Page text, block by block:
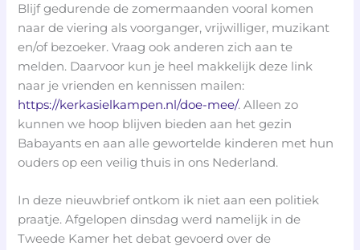
Blijf gedurende de zomermaanden vooral komen
naar de viering als voorganger, vrijwilliger, muzikant
en/of bezoeker. Vraag ook anderen zich aan te
melden. Daarvoor kun je heel makkelijk deze link
naar je vrienden en kennissen mailen:
https://kerkasielkampen.nl/doe-mee/. Alleen zo
kunnen we hoop blijven bieden aan het gezin
Babayants en aan alle gewortelde kinderen met hun
ouders op een veilig thuis in ons Nederland.
In deze nieuwbrief ontkom ik niet aan een politiek
praatje. Afgelopen dinsdag werd namelijk in de
Tweede Kamer het debat gevoerd over de